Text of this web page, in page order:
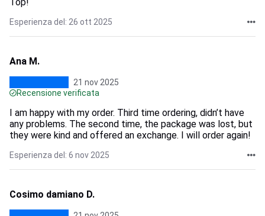
Esperienza del: 26 ott 2025
Ana M.
21 nov 2025
Recensione verificata
I am happy with my order. Third time ordering, didn’t have
any problems. The second time, the package was lost, but
they were kind and offered an exchange. I will order again!
Esperienza del: 6 nov 2025
Cosimo damiano D.